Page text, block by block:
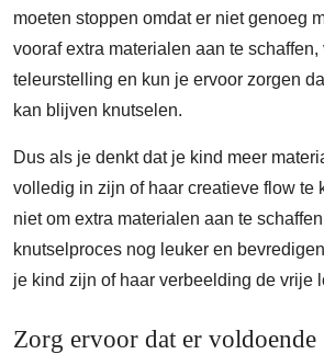
moeten stoppen omdat er niet genoeg
vooraf extra materialen aan te schaffen,
teleurstelling en kun je ervoor zorgen
kan blijven knutselen.
Dus als je denkt dat je kind meer
volledig in zijn of haar creatieve flow te
niet om extra materialen aan te
knutselproces nog leuker en
je kind zijn of haar verbeelding de vrije
Zorg ervoor dat er voldoende